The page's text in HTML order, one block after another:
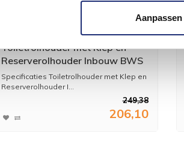
Aanpassen
Toiletrolhouder met Klep en
Reserverolhouder Inbouw BWS
Milan Geborsteld Messing
Specificaties Toiletrolhouder met Klep en
Reserverolhouder I...
249,38
206,10